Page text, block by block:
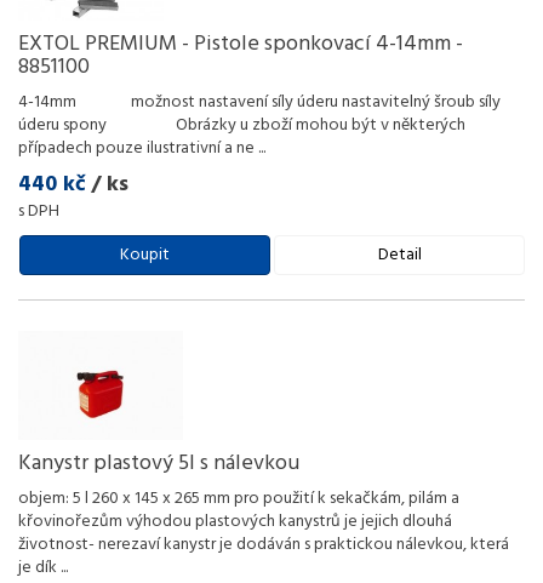
EXTOL PREMIUM - Pistole sponkovací 4-14mm -
8851100
4-14mm možnost nastavení síly úderu nastavitelný šroub síly
úderu spony Obrázky u zboží mohou být v některých
případech pouze ilustrativní a ne ...
440 kč/ ks
s DPH
Koupit
Detail
Kanystr plastový 5l s nálevkou
objem: 5 l 260 x 145 x 265 mm pro použití k sekačkám, pilám a
křovinořezům výhodou plastových kanystrů je jejich dlouhá
životnost- nerezaví kanystr je dodáván s praktickou nálevkou, která
je dík ...